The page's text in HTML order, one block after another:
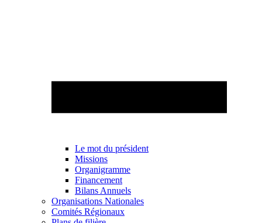
Le mot du président
Missions
Organigramme
Financement
Bilans Annuels
Organisations Nationales
Comités Régionaux